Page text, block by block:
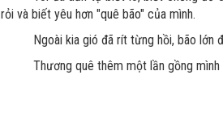
rỏi và biết yêu hơn "quê bão" của mình.
Ngoài kia gió đã rít từng hồi, bão lớn
Thương quê thêm một lần gồng mình